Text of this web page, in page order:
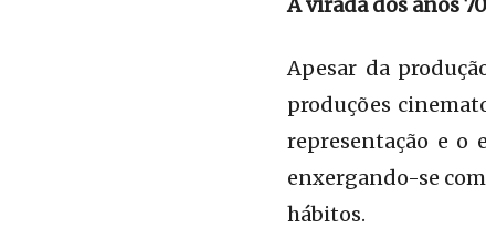
Apesar da
produções
representação e o
enxergando-se
hábitos.